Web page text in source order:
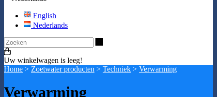
English
Nederlands
Uw winkelwagen is leeg!
Home > Zoetwater producten > Techniek > Verwarming
Verwarming